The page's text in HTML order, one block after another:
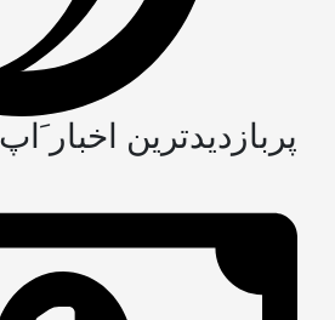
پربازدیدترین اخبار